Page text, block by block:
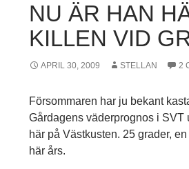
NU ÄR HAN
KILLEN VID
APRIL 30, 2009 STELLAN 2
Försommaren har ju bekant
Gårdagens väderprognos i SVT
här på Västkusten. 25 grader,
här års.